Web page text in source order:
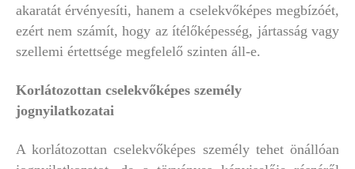
akaratát érvényesíti, hanem a cselekvőképes megbízóét,
ezért nem számít, hogy az ítélőképesség, jártasság vagy
szellemi értettsége megfelelő szinten áll-e.
Korlátozottan cselekvőképes személy
jognyilatkozatai
A korlátozottan cselekvőképes személy tehet önállóan